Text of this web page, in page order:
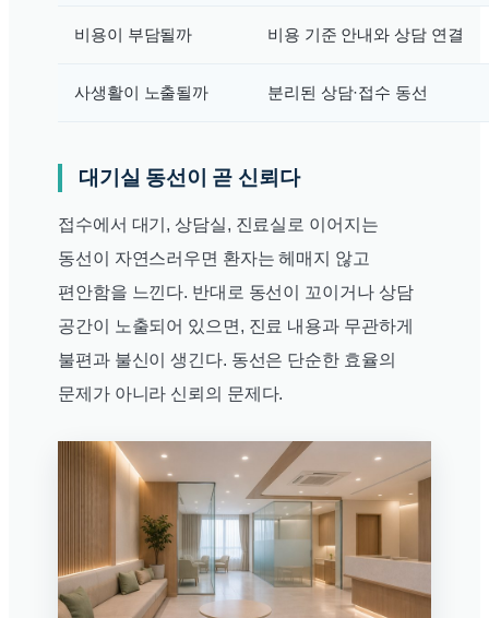
비용이 부담될까 비용 기준 안내와 상담 연결
사생활이 노출될까 분리된 상담·접수 동선
대기실 동선이 곧 신뢰다
접수에서 대기, 상담실, 진료실로 이어지는
동선이 자연스러우면 환자는 헤매지 않고
편안함을 느낀다. 반대로 동선이 꼬이거나 상담
공간이 노출되어 있으면, 진료 내용과 무관하게
불편과 불신이 생긴다. 동선은 단순한 효율의
문제가 아니라 신뢰의 문제다.